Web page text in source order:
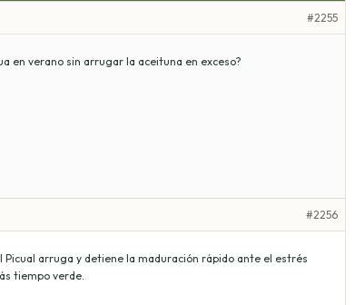
#2255
en verano sin arrugar la aceituna en exceso?
#2256
Picual arruga y detiene la maduración rápido ante el estrés
tiempo verde.